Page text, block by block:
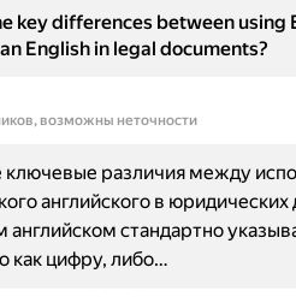
key differences between using
English in legal documents?
возможны неточности
различия между
английского в
английском стандартно
как цифру, либо…